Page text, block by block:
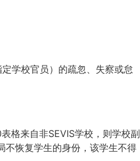
学校官员）的疏忽、失察或怠
格来自非SEVIS学校，则学校副
不恢复学生的身份，该学生不得